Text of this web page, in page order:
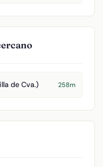
de Cva.) 258m